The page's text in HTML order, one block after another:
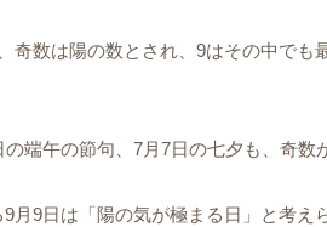
数は陽の数とされ、9はその中で
端午の節句、7月7日の七夕も、奇数
9日は「陽の気が極まる日」と考